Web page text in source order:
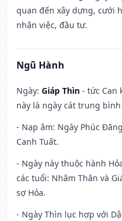
quan đến xây dựng, cưới
nhận việc, đầu tư.
Ngũ Hành
Ngày: Giáp Thìn - tức Can
này là ngày cát trung bình
- Nạp âm: Ngày Phúc
Canh Tuất.
- Ngày này thuộc hành
các tuổi: Nhâm Thân và
sợ Hỏa.
- Ngày Thìn lục hợp với